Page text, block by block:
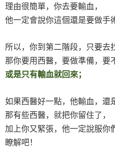
理由很簡單，你去要輸血，
他一定會說你這個還是要做手
所以，你到第二階段，只要去
那你要用西醫，要做準備，要
或是只有輸血就回來；
如果西醫好一點，他輸血，還
那有些西醫，就把你留住了，
加上你又緊張，他一定說服你
瞭解吧！